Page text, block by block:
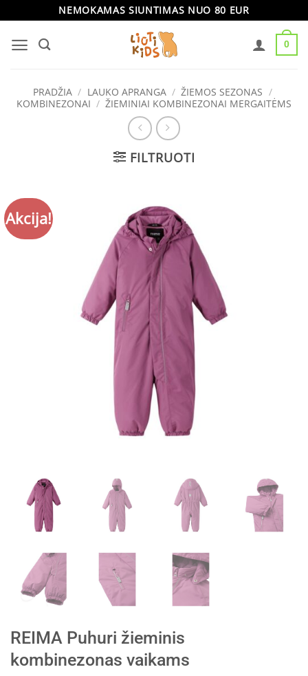
content
NEMOKAMAS SIUNTIMAS NUO 80 EUR
0
PRADŽIA / LAUKO APRANGA / ŽIEMOS SEZONAS /
KOMBINEZONAI / ŽIEMINIAI KOMBINEZONAI MERGAITĖMS
FILTRUOTI
Akcija!
REIMA Puhuri žieminis
kombinezonas vaikams